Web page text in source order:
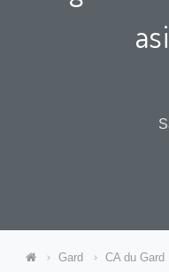
Gard CA du Gard